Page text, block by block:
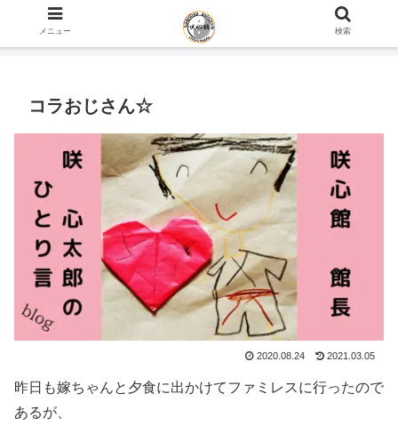
ホーム 咲心館 館長 咲 心太郎のひとり言 blog
コラおじさん☆
2020.08.24 2021.03.05
昨日も嫁ちゃんと夕食に出かけてファミレスに行ったので
あるが、
メニュー 検索